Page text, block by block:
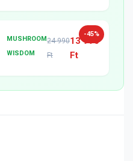
-45%
MUSHROOM
WISDOM
24 990
Ft
13 990
Ft